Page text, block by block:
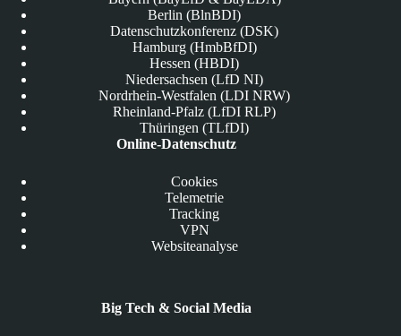
Berlin (BlnBDI)
Datenschutzkonferenz (DSK)
Hamburg (HmbBfDI)
Hessen (HBDI)
Niedersachsen (LfD NI)
Nordrhein-Westfalen (LDI NRW)
Rheinland-Pfalz (LfDI RLP)
Thüringen (TLfDI)
Online-Datenschutz
Cookies
Telemetrie
Tracking
VPN
Websiteanalyse
Big Tech & Social Media